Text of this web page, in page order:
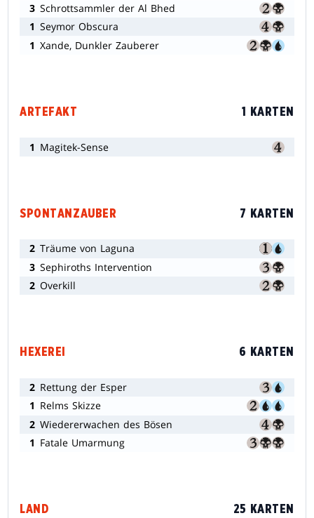
3 Schrottsammler der Al Bhed
1 Seymor Obscura
1 Xande, Dunkler Zauberer
ARTEFAKT 1 KARTEN
1 Magitek-Sense
SPONTANZAUBER 7 KARTEN
2 Träume von Laguna
3 Sephiroths Intervention
2 Overkill
HEXEREI 6 KARTEN
2 Rettung der Esper
1 Relms Skizze
2 Wiedererwachen des Bösen
1 Fatale Umarmung
LAND 25 KARTEN